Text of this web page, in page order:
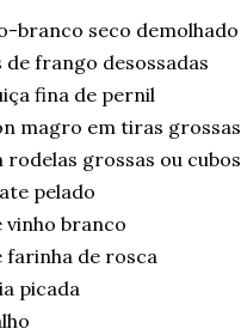
branco seco demolhado
de frango desossadas
fina de pernil
magro em tiras grossas
rodelas grossas ou cubos
pelado
branco
farinha de rosca
picada